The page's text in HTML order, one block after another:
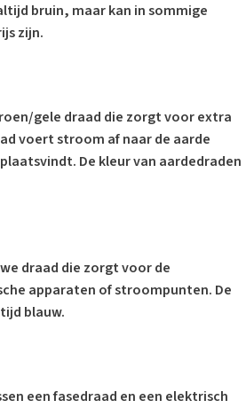
bruin, maar kan in sommige
zijn.
gele draad die zorgt voor extra
voert stroom af naar de aarde
De kleur van aardedraden
draad die zorgt voor de
apparaten of stroompunten. De
blauw.
een fasedraad en een elektrisch